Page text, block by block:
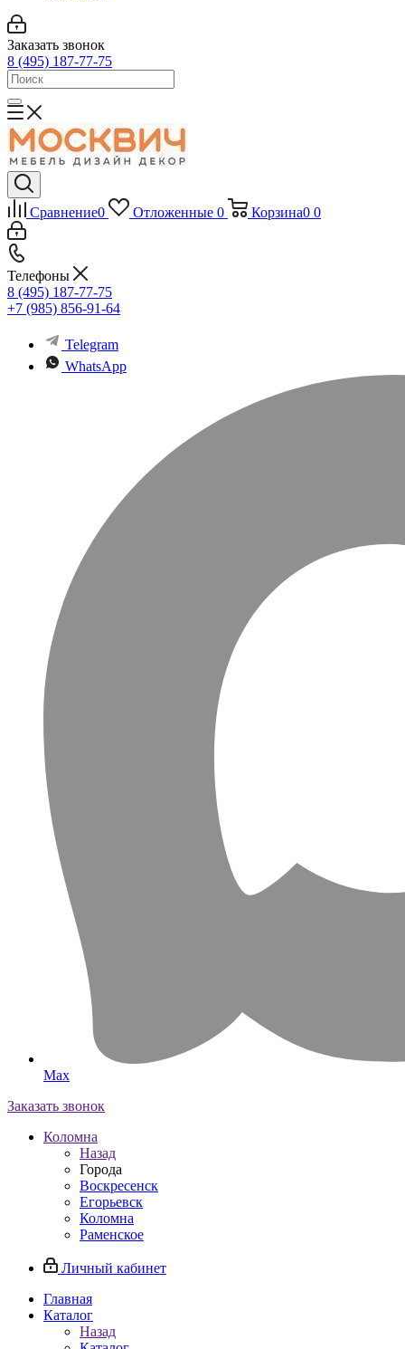
Заказать звонок
8 (495) 187-77-75
Сравнение0 Отложенные 0 Корзина0 0
Телефоны
8 (495) 187-77-75
+7 (985) 856-91-64
Telegram
WhatsApp
Max
Заказать звонок
Коломна
Назад
Города
Воскресенск
Егорьевск
Коломна
Раменское
Личный кабинет
Главная
Каталог
Назад